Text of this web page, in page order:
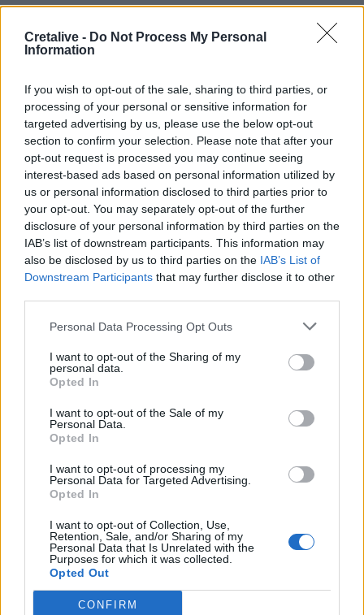
Cretalive - Do Not Process My Personal
Information
If you wish to opt-out of the sale, sharing to third parties, or
processing of your personal or sensitive information for
targeted advertising by us, please use the below opt-out
section to confirm your selection. Please note that after your
opt-out request is processed you may continue seeing
interest-based ads based on personal information utilized by
us or personal information disclosed to third parties prior to
your opt-out. You may separately opt-out of the further
disclosure of your personal information by third parties on the
IAB’s list of downstream participants. This information may
also be disclosed by us to third parties on the IAB’s List of
Downstream Participants that may further disclose it to other
Personal Data Processing Opt Outs
I want to opt-out of the Sharing of my
personal data.
Opted In
I want to opt-out of the Sale of my
Personal Data.
Opted In
I want to opt-out of processing my
Personal Data for Targeted Advertising.
Opted In
I want to opt-out of Collection, Use,
Retention, Sale, and/or Sharing of my
Personal Data that Is Unrelated with the
Purposes for which it was collected.
Opted Out
CONFIRM
Τι είναι το «Papara» που έγινε viral στη μεταγραφή του
18:09
ΕΛ.ΑΣ Κρήτη: Ποιοι αξιωματικοί προήχθησαν - Όλα τα
ονόματα
18:06
Δήμας για ΒΟΑΚ: "Προτεραιότητα τα έργα οδικής
ασφάλειας"- Δείτε βίντεο
ΚΚΕ: Αποκομμένη από την πραγματικότητα η κυβέρνηση,
οι Κρητικοί έχουν ανάγκη από ανθρώπινη ζωή
17:57
Ενισχύθηκαν οι πυροσβεστικές δυνάμεις στην πυρκαγιά
σε αγροτοδασική έκταση στο Στεφάνι Κορίνθου
Χανιά: «4 Εποχές στον Δήμο Πλατανιά» - Εγκαίνια
Ομαδικής Έκθεσης Ζωγραφικής & Φωτογραφίας
Μαρκόπουλο Αττικής
Ελληνικός Ερυθρός Σταυρός: Τι πρέπει να περιέχει ένα
φαρμακείο διακοπών
Aποκαλύψεις σοκ για απειλές θανάτου στο Μουντιάλ: